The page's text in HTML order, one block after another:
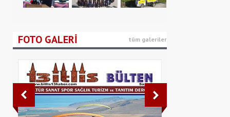
FOTO GALERİ tüm galeriler